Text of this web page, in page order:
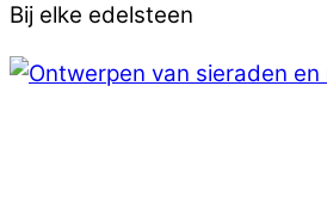
Bij elke edelsteen